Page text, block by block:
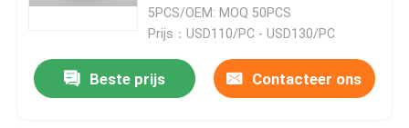
5PCS/OEM: MOQ 50PCS
Prijs：USD110/PC - USD130/PC
Beste prijs Contacteer ons